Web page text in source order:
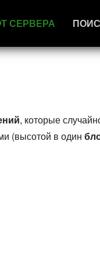
СЕРВЕРА
, которые
(высотой в один